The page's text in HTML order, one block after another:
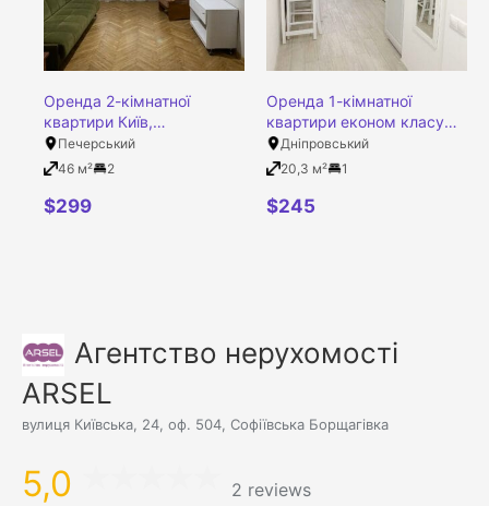
Оренда 2-кімнатної
квартири Київ,
Печерський район,
Бойчука Михайла вулиця,
Печерський
46 м²
2
$299
Оренда 1-кімнатної
квартири економ класу
Київ, Дніпровський район,
Харківське шосе вулиця,
Дніпровський
20,3 м²
1
$245
Агентство нерухомості
ARSEL
вулиця Київська, 24, оф. 504, Софіївська Борщагівка
5,0 2 reviews